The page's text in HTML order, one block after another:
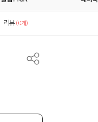
리뷰 (0개)